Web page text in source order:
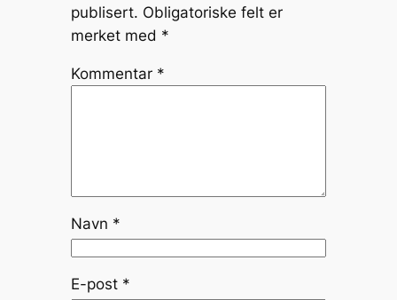
publisert. Obligatoriske felt er
merket med *
Kommentar *
Navn *
E-post *